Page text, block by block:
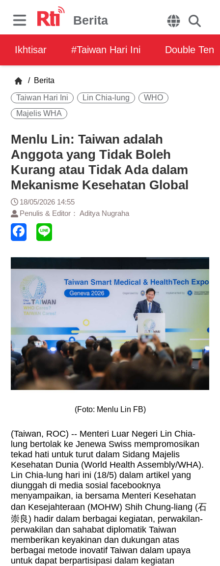
Berita
Ikhtisar #Taiwan Hari Ini Double Ten
/ Berita
Taiwan Hari Ini Lin Chia-lung
WHO
Majelis WHA
Menlu Lin: Taiwan adalah
Anggota yang Tidak Boleh
Kurang atau Tidak Ada dalam
Mekanisme Kesehatan Global
18/05/2026 14:55
Penulis & Editor： Aditya Nugraha
(Foto: Menlu Lin FB)
(Taiwan, ROC) -- Menteri Luar Negeri Lin Chia-
lung bertolak ke Jenewa Swiss mempromosikan
tekad hati untuk turut dalam Sidang Majelis
Kesehatan Dunia (World Health Assembly/WHA).
Lin Chia-lung hari ini (18/5) dalam artikel yang
diunggah di media sosial facebooknya
menyampaikan, ia bersama Menteri Kesehatan
dan Kesejahteraan (MOHW) Shih Chung-liang (石
崇良) hadir dalam berbagai kegiatan, perwakilan-
perwakilan dan sahabat diplomatik Taiwan
memberikan keyakinan dan dukungan atas
berbagai metode inovatif Taiwan dalam upaya
untuk dapat berpartisipasi dalam kegiatan